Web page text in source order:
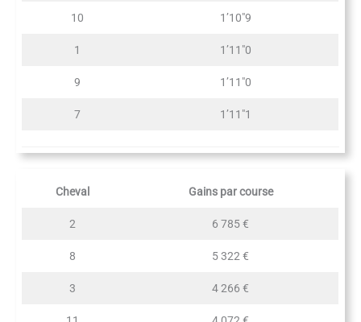
10 1’10″9
1 1’11″0
9 1’11″0
7 1’11″1
Cheval Gains par course
2 6 785 €
8 5 322 €
3 4 266 €